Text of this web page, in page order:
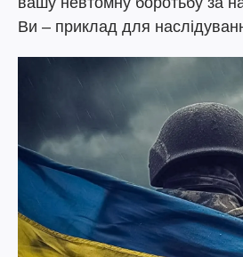
Ви – приклад для